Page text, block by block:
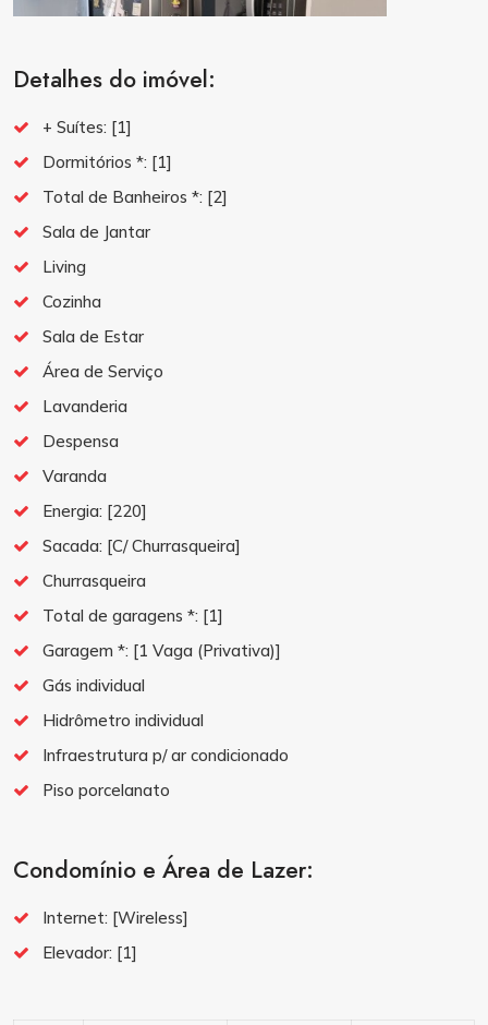
Detalhes do imóvel:
+ Suítes: [1]
Dormitórios *: [1]
Total de Banheiros *: [2]
Sala de Jantar
Living
Cozinha
Sala de Estar
Área de Serviço
Lavanderia
Despensa
Varanda
Energia: [220]
Sacada: [C/ Churrasqueira]
Churrasqueira
Total de garagens *: [1]
Garagem *: [1 Vaga (Privativa)]
Gás individual
Hidrômetro individual
Infraestrutura p/ ar condicionado
Piso porcelanato
Condomínio e Área de Lazer:
Internet: [Wireless]
Elevador: [1]